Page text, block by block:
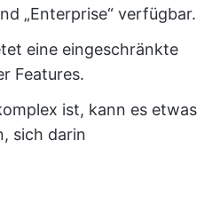
„Enterprise“ verfügbar.
eine eingeschränkte
Features.
ist, kann es etwas
sich darin